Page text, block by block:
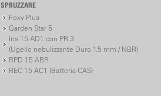
SPRUZZARE
Foxy Plus
Garden Star 5
Iris 15 AD1 con PR 3
(Ugello nebulizzante Duro 1.5 mm / NBR)
RPD 15 ABR
REC 15 AC1 (Batteria CAS)